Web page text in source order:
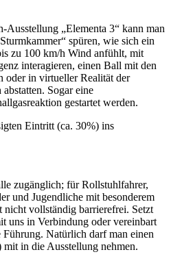
Ausstellung „Elementa 3“ kann man
spüren, wie sich ein
zu 100 km/h Wind anfühlt, mit
interagieren, einen Ball mit den
oder in virtueller Realität der
Sogar eine
gestartet werden.
Eintritt (ca. 30%) ins
zugänglich; für Rollstuhlfahrer,
und Jugendliche mit besonderem
nicht vollständig barrierefrei. Setzt
uns in Verbindung oder vereinbart
Natürlich darf man einen
in die Ausstellung nehmen.